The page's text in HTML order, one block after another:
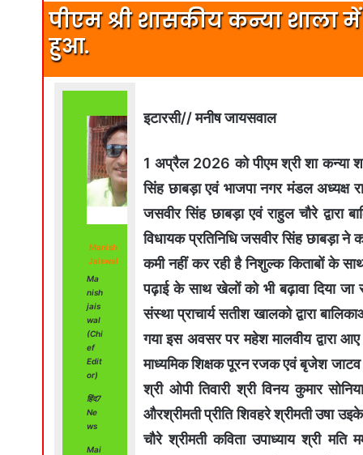
पीएम श्री शासकीय कन्या शाला
हुआ.
Manish
Jaiswal
Ma
nish
jais
wal
(Chi
ef
Edit
or)
हिंद7
Ne
ws
Mai
इटारसी// मनीष जायसवाल
1 अप्रैल 2026 को पीएम श्री शा कन्या
सिंह छाबड़ा एवं भाजपा नगर मंडल अध्यक्ष
जसवीर सिंह छाबड़ा एवं राहुल चौरे
विधायक प्रतिनिधि जसवीर सिंह छाबड़ा ने
कमी नहीं कर रही है निशुल्क किताबों के
पढ़ाई के साथ खेलों को भी बढ़ावा दिया जा
संस्था प्राचार्य सतीश खालको द्वारा
गया इस अवसर पर महेश मालवीय द्वारा
माध्यमिक शिक्षक पूरन रजक एवं बृजेश जाटव
श्री ओपी तिवारी श्री विनय कुमार
औरश्रीमती प्रीति शिवहरे श्रीमती उषा
‍‍चौरे श्रीमती कविता उपाध्याय श्री